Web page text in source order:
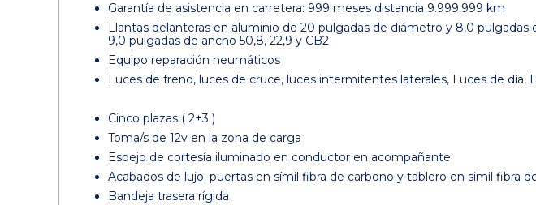
Garantía de asistencia en carretera: 999 meses distancia 9.999.999 km
Llantas delanteras en aluminio de 20 pulgadas de diámetro y 8,0
9,0 pulgadas de ancho 50,8, 22,9 y CB2
Equipo reparación neumáticos
Luces de freno, luces de cruce, luces intermitentes laterales, Luces de día,
Cinco plazas ( 2+3 )
Toma/s de 12v en la zona de carga
Espejo de cortesía iluminado en conductor en acompañante
Acabados de lujo: puertas en símil fibra de carbono y tablero en simil fibra
Bandeja trasera rígida